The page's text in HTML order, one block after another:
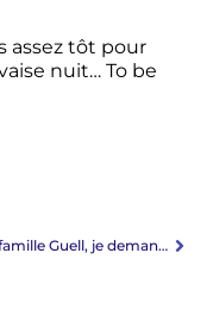
assez tôt pour
nuit… To be
Dans la famille Guell, je demande le parc